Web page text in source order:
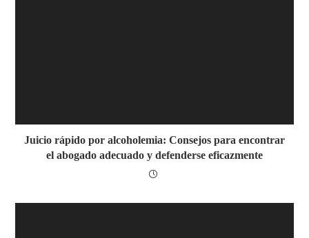
Juicio rápido por alcoholemia: Consejos para encontrar
el abogado adecuado y defenderse eficazmente